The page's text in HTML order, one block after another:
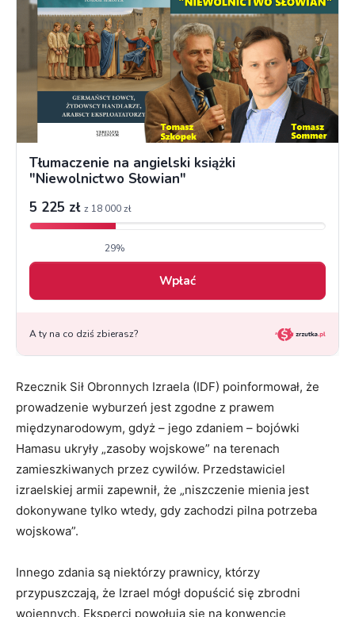
Rzecznik Sił Obronnych Izraela (IDF) poinformował, że
prowadzenie wyburzeń jest zgodne z prawem
międzynarodowym, gdyż – jego zdaniem – bojówki
Hamasu ukryły „zasoby wojskowe” na terenach
zamieszkiwanych przez cywilów. Przedstawiciel
izraelskiej armii zapewnił, że „niszczenie mienia jest
dokonywane tylko wtedy, gdy zachodzi pilna potrzeba
wojskowa”.
Innego zdania są niektórzy prawnicy, którzy
przypuszczają, że Izrael mógł dopuścić się zbrodni
wojennych. Eksperci powołują się na konwencje